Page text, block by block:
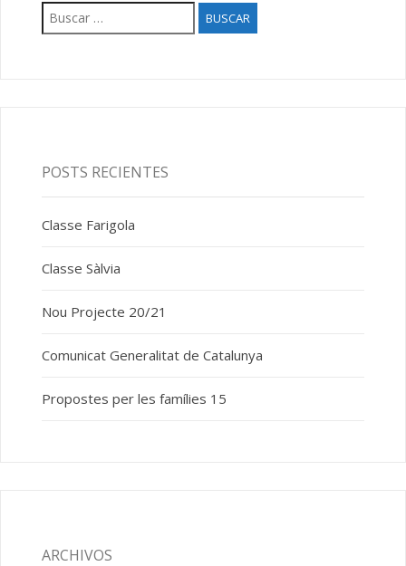
Buscar:
POSTS RECIENTES
Classe Farigola
Classe Sàlvia
Nou Projecte 20/21
Comunicat Generalitat de Catalunya
Propostes per les famílies 15
ARCHIVOS